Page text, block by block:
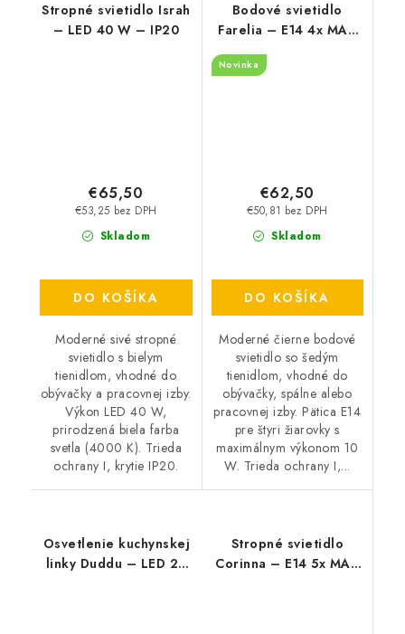
Stropné svietidlo Israh
– LED 40 W – IP20
Skladom
€53,25 bez DPH
€65,50
DO KOŠÍKA
Moderné sivé stropné
svietidlo s bielym
tienidlom, vhodné do
obývačky a pracovnej izby.
Výkon LED 40 W,
prirodzená biela farba
svetla (4000 K). Trieda
ochrany I, krytie IP20.
Bodové svietidlo
Farelia – E14 4x MAX
10 W – IP20
Novinka
Skladom
€50,81 bez DPH
€62,50
DO KOŠÍKA
Moderné čierne bodové
svietidlo so šedým
tienidlom, vhodné do
obývačky, spálne alebo
pracovnej izby. Pätica E14
pre štyri žiarovky s
maximálnym výkonom 10
W. Trieda ochrany I,...
Osvetlenie kuchynskej
linky Duddu – LED 20
Stropné svietidlo
Corinna – E14 5x MAX